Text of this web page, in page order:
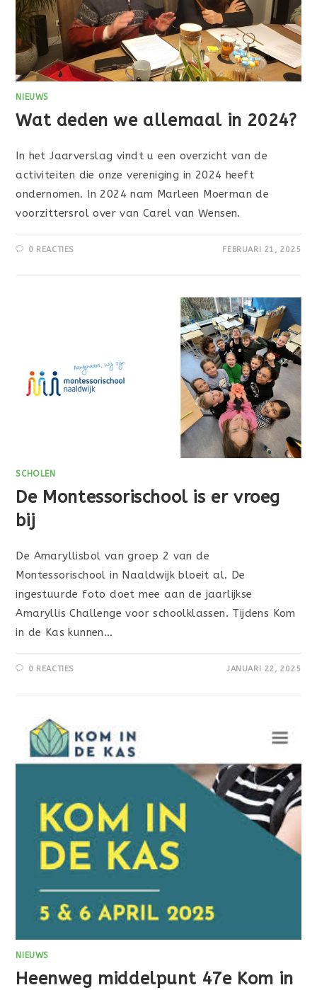
NIEUWS
Wat deden we allemaal in 2024?
In het Jaarverslag vindt u een overzicht van de
activiteiten die onze vereniging in 2024 heeft
ondernomen. In 2024 nam Marleen Moerman de
voorzittersrol over van Carel van Wensen.
0 REACTIES FEBRUARI 21, 2025
SCHOLEN
De Montessorischool is er vroeg
bij
De Amaryllisbol van groep 2 van de
Montessorischool in Naaldwijk bloeit al. De
ingestuurde foto doet mee aan de jaarlijkse
Amaryllis Challenge voor schoolklassen. Tijdens Kom
in de Kas kunnen…
0 REACTIES JANUARI 22, 2025
NIEUWS
Heenweg middelpunt 47e Kom in